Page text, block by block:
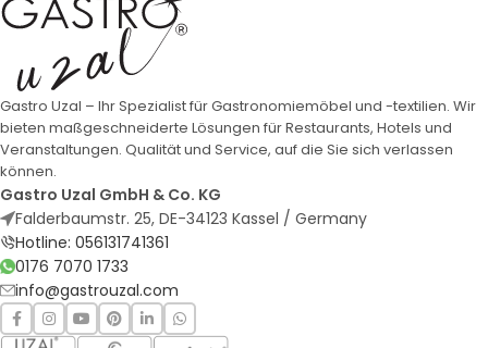
Gastro Uzal – Ihr Spezialist für Gastronomiemöbel und -textilien. Wir
bieten maßgeschneiderte Lösungen für Restaurants, Hotels und
Veranstaltungen. Qualität und Service, auf die Sie sich verlassen
können.
Gastro Uzal GmbH & Co. KG
Falderbaumstr. 25, DE-34123 Kassel / Germany
Hotline: 056131741361
0176 7070 1733
info@gastrouzal.com